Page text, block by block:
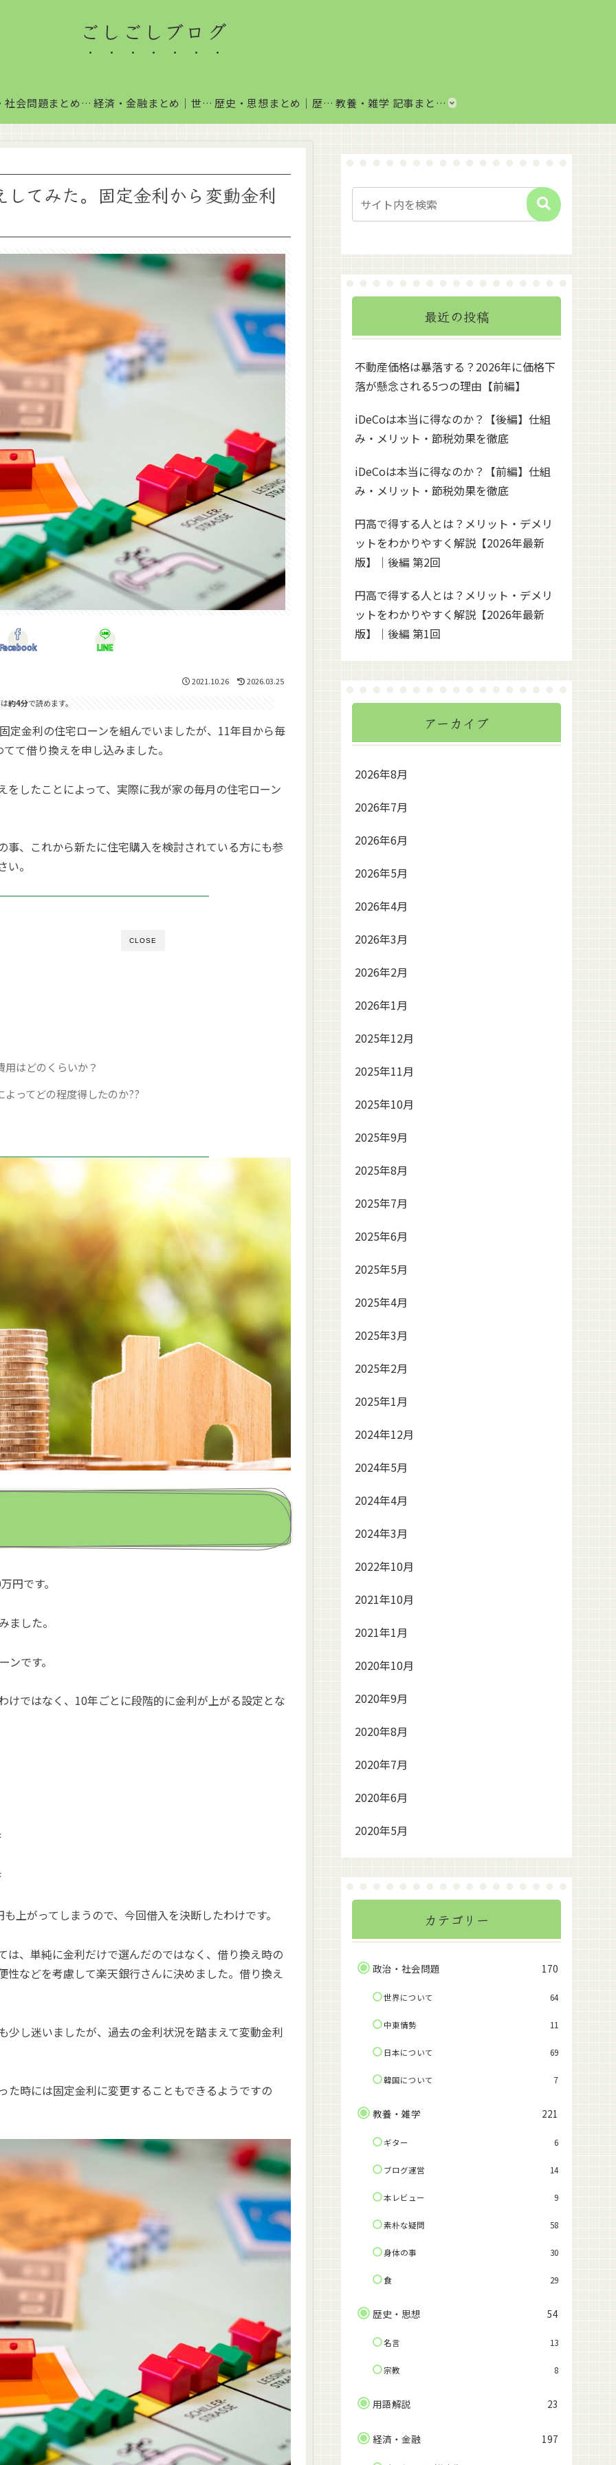
ごしごしブログ
政治・社会問題まとめ｜国内政治・国際情勢をわかりやすく解説 経済・金融まとめ｜世界経済・金融市場をわかりやすく解説 歴史・思想まとめ｜歴史上の出来事や思想・哲学をわかりやすく解説 教養・雑学 記事まとめ｜音楽、科学、社会の豆知識をわかりやすく解説
てみた。固定金利から変動金利
LINE
2021.10.26
2026.03.25
約4分で読めます。
定金利の住宅ローンを組んでいましたが、11年目から毎
て借り換えを申し込みました。
したことによって、実際に我が家の毎月の住宅ローン
、これから新たに住宅購入を検討されている方にも参
。
CLOSE
はどのくらいか？
ってどの程度得したのか??
円です。
ました。
です。
けではなく、10年ごとに段階的に金利が上がる設定とな
上がってしまうので、今回借入を決断したわけです。
、単純に金利だけで選んだのではなく、借り換え時の
などを考慮して楽天銀行さんに決めました。借り換え
し迷いましたが、過去の金利状況を踏まえて変動金利
時には固定金利に変更することもできるようですの
最近の投稿
不動産価格は暴落する？2026年に価格下
落が懸念される5つの理由【前編】
iDeCoは本当に得なのか？【後編】仕組
み・メリット・節税効果を徹底
iDeCoは本当に得なのか？【前編】仕組
み・メリット・節税効果を徹底
円高で得する人とは？メリット・デメリ
ットをわかりやすく解説【2026年最新
版】｜後編 第2回
円高で得する人とは？メリット・デメリ
ットをわかりやすく解説【2026年最新
版】｜後編 第1回
アーカイブ
2026年8月
2026年7月
2026年6月
2026年5月
2026年4月
2026年3月
2026年2月
2026年1月
2025年12月
2025年11月
2025年10月
2025年9月
2025年8月
2025年7月
2025年6月
2025年5月
2025年4月
2025年3月
2025年2月
2025年1月
2024年12月
2024年5月
2024年4月
2024年3月
2022年10月
2021年10月
2021年1月
2020年10月
2020年9月
2020年8月
2020年7月
2020年6月
2020年5月
カテゴリー
政治・社会問題 170
世界について 64
中東情勢 11
日本について 69
韓国について 7
教養・雑学 221
ギター 6
ブログ運営 14
本レビュー 9
素朴な疑問 58
身体の事 30
食 29
歴史・思想 54
名言 13
宗教 8
用語解説 23
経済・金融 197